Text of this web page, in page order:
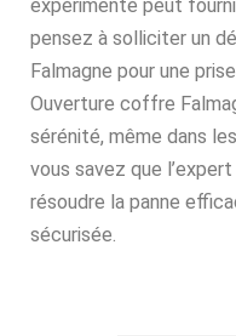
expérimenté peut
pensez à solliciter un
Falmagne pour une
Ouverture coffre
sérénité, même dans
vous savez que
résoudre la panne
sécurisée.